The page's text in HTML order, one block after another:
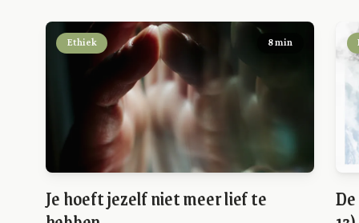
Ethiek 8 min
Je hoeft jezelf niet meer lief te